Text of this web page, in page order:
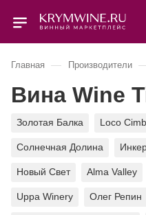
Главная — Производители
Вина Wine
Золотая Балка Loco
Солнечная Долина
Новый Свет Alma Valley
Uppa Winery Олег Репин